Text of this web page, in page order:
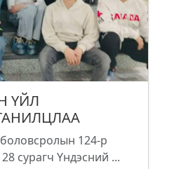
ҮЙЛ
124-р
сурагч Үндэсний ...